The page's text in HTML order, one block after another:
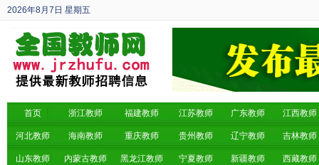
2026年8月7日 星期五
丙午年 六月廿五
首页 浙江教师 福建教师 江苏教师 广东教师 江西教师
河北教师 海南教师 重庆教师 贵州教师 辽宁教师 吉林教师
山东教师 内蒙古教师 黑龙江教师 宁夏教师 新疆教师 西藏教师